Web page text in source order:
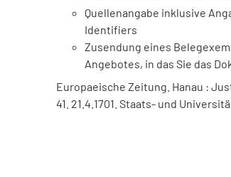
Quellenangabe inklusive
Identifiers
Zusendung eines
Angebotes, in das Sie das
Europaeische Zeitung. Hanau :
41. 21.4.1701. Staats- und